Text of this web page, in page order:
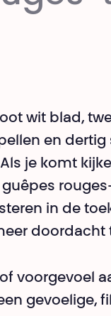
wit blad,
en
je komt
in de
doordacht
voorgevoel
gevoelige,